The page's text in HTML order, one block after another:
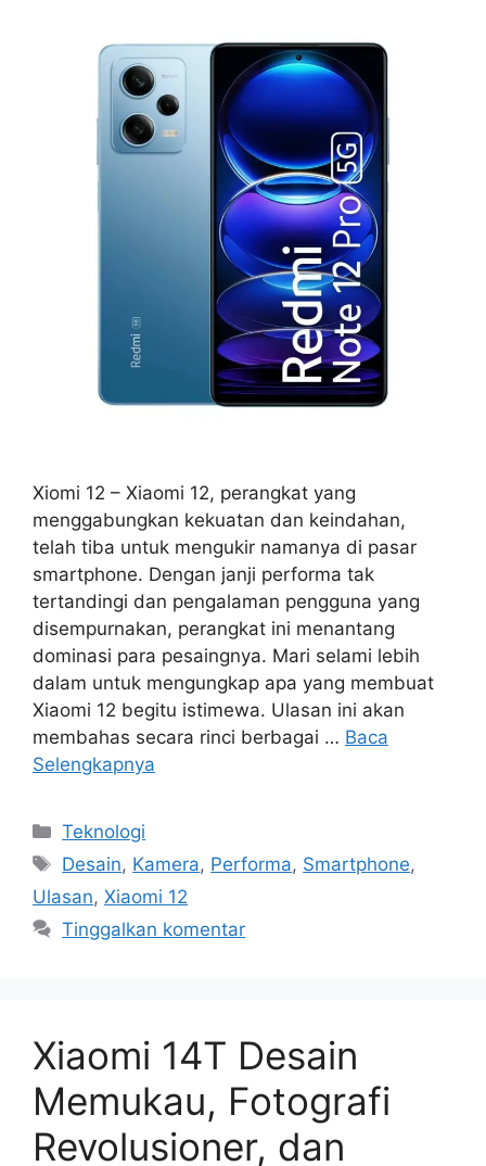
Xiomi 12 – Xiaomi 12, perangkat yang
menggabungkan kekuatan dan keindahan,
telah tiba untuk mengukir namanya di pasar
smartphone. Dengan janji performa tak
tertandingi dan pengalaman pengguna yang
disempurnakan, perangkat ini menantang
dominasi para pesaingnya. Mari selami lebih
dalam untuk mengungkap apa yang membuat
Xiaomi 12 begitu istimewa. Ulasan ini akan
membahas secara rinci berbagai … Baca
Selengkapnya
Kategori
Teknologi
Tag
Desain, Kamera, Performa, Smartphone,
Ulasan, Xiaomi 12
Tinggalkan komentar
Xiaomi 14T Desain
Memukau, Fotografi
Revolusioner, dan